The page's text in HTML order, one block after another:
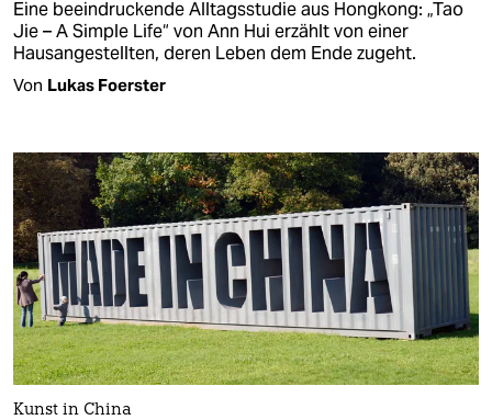
Eine beeindruckende Alltagsstudie aus Hongkong: „Tao
Jie – A Simple Life“ von Ann Hui erzählt von einer
Hausangestellten, deren Leben dem Ende zugeht.
Von Lukas Foerster
Kunst in China